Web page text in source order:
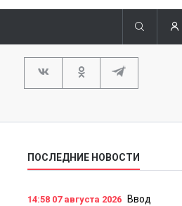
ПОСЛЕДНИЕ НОВОСТИ
14:58 07 августа 2026
Ввод